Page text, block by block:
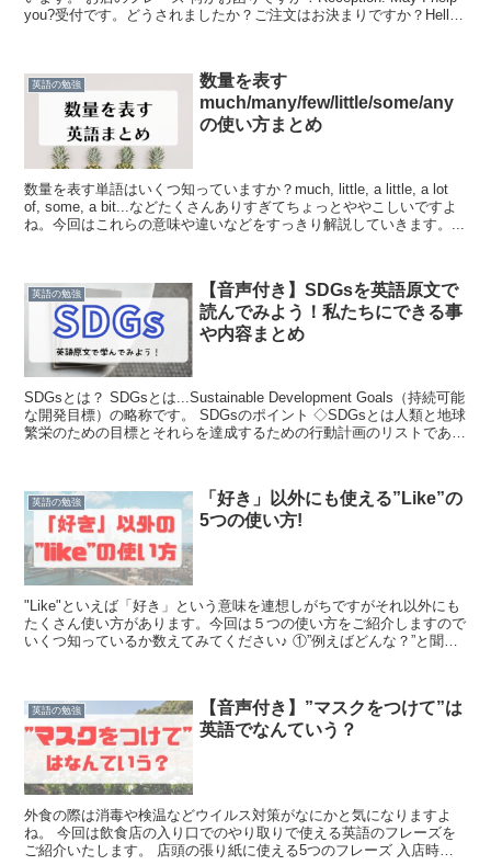
you?受付です。どうされましたか？ご注文はお決まりですか？Hello.
英語の勉強
数量を表す
much/many/few/little/some/any
の使い方まとめ
数量を表す単語はいくつ知っていますか？much, little, a little, a lot
of, some, a bit...などたくさんありすぎてちょっとややこしいですよ
ね。今回はこれらの意味や違いなどをすっきり解説していきます。...
英語の勉強
【音声付き】SDGsを英語原文で
読んでみよう！私たちにできる事
や内容まとめ
SDGsとは？ SDGsとは...Sustainable Development Goals（持続可能
な開発目標）の略称です。 SDGsのポイント ◇SDGsとは人類と地球
繁栄のための目標とそれらを達成するための行動計画のリストである
英語の勉強
「好き」以外にも使える”Like”の
5つの使い方!
"Like"といえば「好き」という意味を連想しがちですがそれ以外にも
たくさん使い方があります。今回は５つの使い方をご紹介しますので
いくつ知っているか数えてみてください♪ ①”例えばどんな？”と聞き
英語の勉強
【音声付き】”マスクをつけて”は
英語でなんていう？
外食の際は消毒や検温などウイルス対策がなにかと気になりますよ
ね。 今回は飲食店の入り口でのやり取りで使える英語のフレーズを
ご紹介いたします。 店頭の張り紙に使える5つのフレーズ 入店時は